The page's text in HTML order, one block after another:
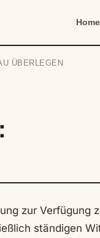
Home
ÜBERLEGEN
zur Verfügung
ständigen